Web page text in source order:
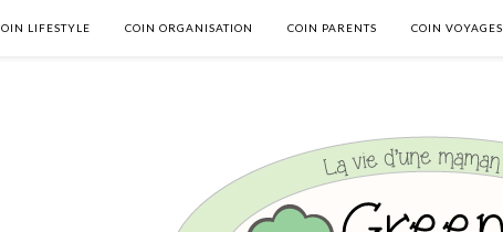
LIFESTYLE COIN ORGANISATION COIN PARENTS COIN VOYAGES